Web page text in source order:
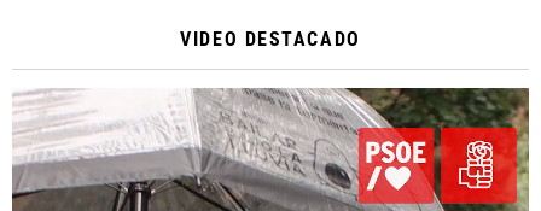
VIDEO DESTACADO
Reproductor
de
vídeo